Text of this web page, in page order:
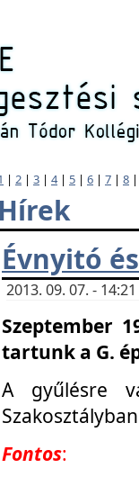
| 2 | 3 | 4| 5 | 6 | 7 | 8
Hírek
Évnyitó
2013. 09. 07. -
Szeptember
tartunk a G.
A gyűlésre
Fontos: